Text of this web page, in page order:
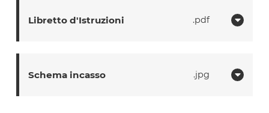
Libretto d'Istruzioni pdf
Schema incasso jpg